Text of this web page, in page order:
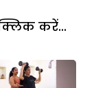
करें...